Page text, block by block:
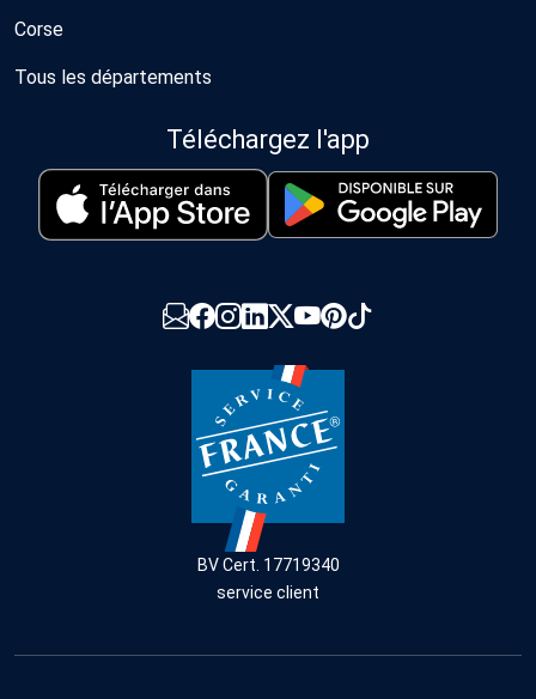
Corse
Tous les départements
Téléchargez l'app
BV Cert. 17719340
service client